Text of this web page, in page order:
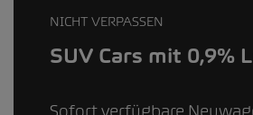
NICHT VERPASSEN
SUV Cars mit 0,9%